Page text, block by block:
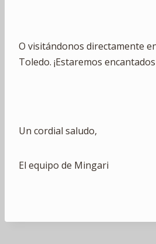
O visitándonos directamente
Toledo. ¡Estaremos
Un cordial saludo,
El equipo de Mingari